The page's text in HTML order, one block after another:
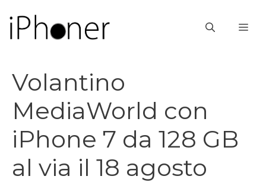
contenuto
Volantino
MediaWorld con
iPhone 7 da 128 GB
al via il 18 agosto